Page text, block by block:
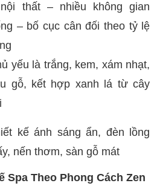
thất – nhiều không gian
– bố cục cân đối theo tỷ lệ
yếu là trắng, kem, xám nhạt,
gỗ, kết hợp xanh lá từ cây
kế ánh sáng ẩn, đèn lồng
nến thơm, sàn gỗ mát
Spa Theo Phong Cách Zen